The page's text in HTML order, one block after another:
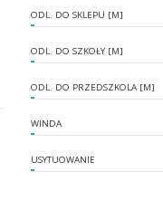
ODL. DO SKLEPU [M]
ODL. DO SZKOŁY [M]
ODL. DO PRZEDSZKOLA [M]
WINDA
USYTUOWANIE